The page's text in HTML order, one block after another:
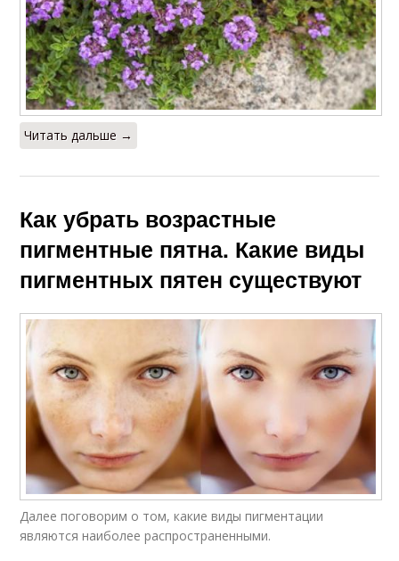
Читать дальше →
Как убрать возрастные
пигментные пятна. Какие виды
пигментных пятен существуют
Далее поговорим о том, какие виды пигментации
являются наиболее распространенными.